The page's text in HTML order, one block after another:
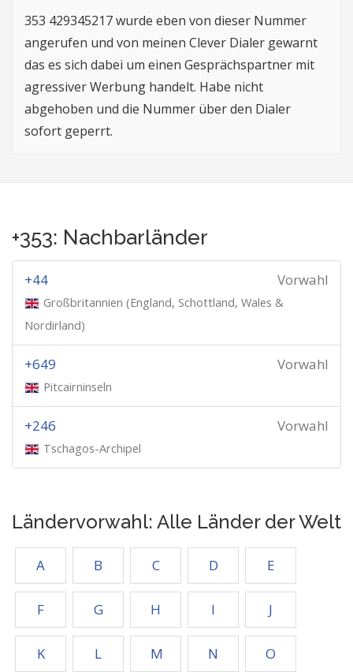
353 429345217 wurde eben von dieser Nummer
angerufen und von meinen Clever Dialer gewarnt
das es sich dabei um einen Gesprächspartner mit
agressiver Werbung handelt. Habe nicht
abgehoben und die Nummer über den Dialer
sofort geperrt.
+353: Nachbarländer
Vorwahl
+44
Großbritannien (England, Schottland, Wales &
Nordirland)
Vorwahl
+649
Pitcairninseln
Vorwahl
+246
Tschagos-Archipel
Ländervorwahl: Alle Länder der Welt
A B C D E
F G H I J
K L M N O